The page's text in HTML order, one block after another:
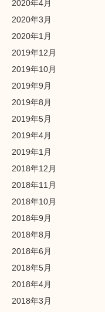
2020年4月
2020年3月
2020年1月
2019年12月
2019年10月
2019年9月
2019年8月
2019年5月
2019年4月
2019年1月
2018年12月
2018年11月
2018年10月
2018年9月
2018年8月
2018年6月
2018年5月
2018年4月
2018年3月